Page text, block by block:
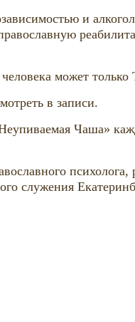
и
может только
в записи.
Чаша»
служения